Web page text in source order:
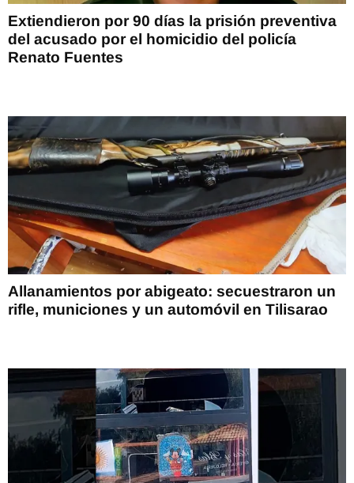
Extiendieron por 90 días la prisión preventiva
del acusado por el homicidio del policía
Renato Fuentes
Allanamientos por abigeato: secuestraron un
rifle, municiones y un automóvil en Tilisarao